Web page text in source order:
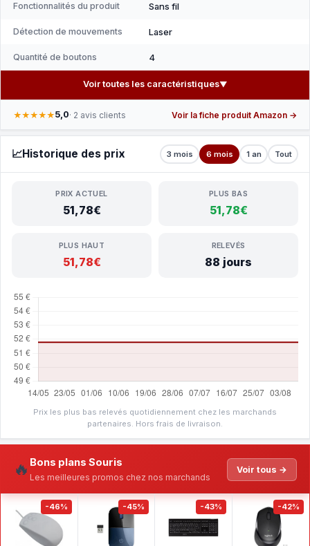
Fonctionnalités du produit Sans fil
Détection de mouvements Laser
Quantité de boutons 4
Voir toutes les caractéristiques▼
★★★★★5,0· 2 avis clients Voir la fiche produit Amazon →
📈Historique des prix 3 mois 6 mois 1 an Tout
PRIX ACTUEL
51,78€
PLUS BAS
51,78€
PLUS HAUT
51,78€
RELEVÉS
88 jours
Prix les plus bas relevés quotidiennement chez les marchands
partenaires. Hors frais de livraison.
🔥 Bons plans Souris
Les meilleures promos chez nos marchands
Voir tous →
-46% -45% -43% -42%